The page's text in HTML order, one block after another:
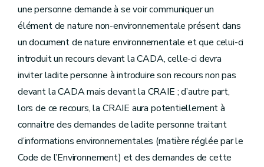
une personne demande à se voir communiquer un
élément de nature non-environnementale présent dans
un document de nature environnementale et que celui-ci
introduit un recours devant la CADA, celle-ci devra
inviter ladite personne à introduire son recours non pas
devant la CADA mais devant la CRAIE ; d’autre part,
lors de ce recours, la CRAIE aura potentiellement à
connaitre des demandes de ladite personne traitant
d’informations environnementales (matière réglée par le
Code de l’Environnement) et des demandes de cette